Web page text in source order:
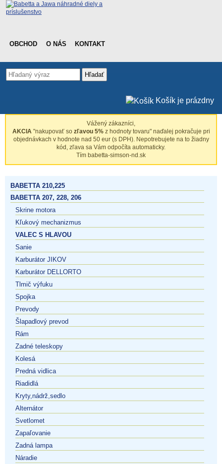
OBCHOD O NÁS KONTAKT
Hľadať
Košík je prázdny
Vážený zákazníci,
AKCIA"nakupovať so zľavou 5%z hodnoty tovaru" naďalej pokračuje pri
objednávkach v hodnote nad 50 eur (s DPH). Nepotrebujete na to žiadny
kód, zľava sa Vám odpočíta automaticky.
Tím babetta-simson-nd.sk
BABETTA 210,225
BABETTA 207, 228, 206
Skrine motora
Kľukový mechanizmus
VALEC S HLAVOU
Sanie
Karburátor JIKOV
Karburátor DELLORTO
Tlmič výfuku
Spojka
Prevody
Šlapadlový prevod
Rám
Zadné teleskopy
Kolesá
Predná vidlica
Riadidlá
Kryty,nádrž,sedlo
Alternátor
Svetlomet
Zapaľovanie
Zadná lampa
Náradie